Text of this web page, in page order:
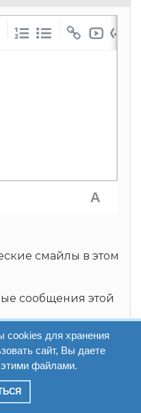
смайлы в этом
сообщения этой
сообщения этого
cookies для хранения
сайт, Вы даете
этими файлами.